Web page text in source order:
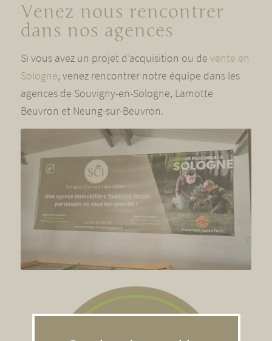
Venez nous rencontrer
dans nos agences
Si vous avez un projet d’acquisition ou de vente en
Sologne, venez rencontrer notre équipe dans les
agences de Souvigny-en-Sologne, Lamotte
Beuvron et Neung-sur-Beuvron.